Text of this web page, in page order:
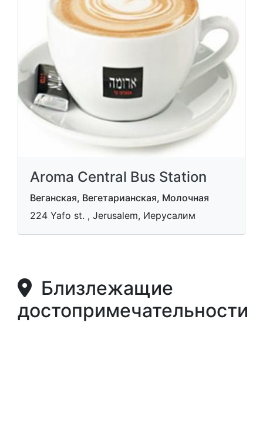
Aroma Central Bus Station
Веганская, Вегетарианская, Молочная
224 Yafo st. , Jerusalem, Иерусалим
Близлежащие
достопримечательности